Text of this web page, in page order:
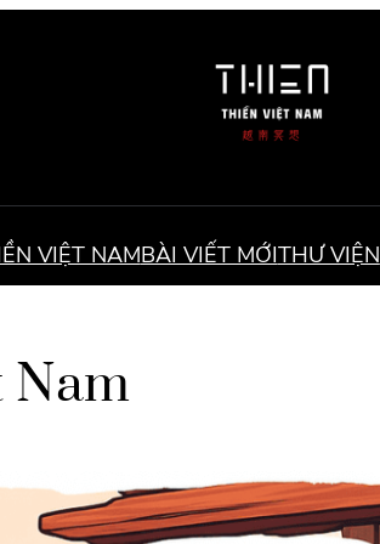
VIỆT NAMBÀI VIẾT MỚITHƯ VIỆN
Nam